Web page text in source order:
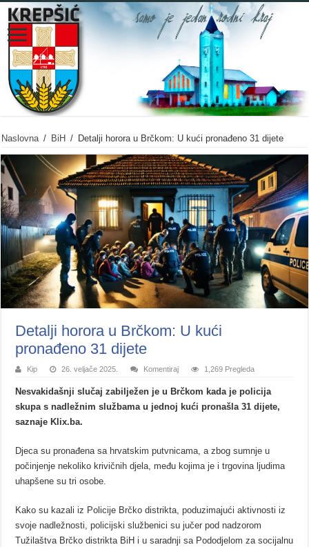
Naslovna / BiH / Detalji horora u Brčkom: U kući pronađeno 31 dijete
Detalji horora u Brčkom: U kući
pronađeno 31 dijete
Kip 26. veljače 2025. Komentiraj 1,269 Pregleda
Nesvakidašnji slučaj zabilježen je u Brčkom kada je policija
skupa s nadležnim službama u jednoj kući pronašla 31 dijete,
saznaje Klix.ba.
Djeca su pronađena sa hrvatskim putvnicama, a zbog sumnje u
počinjenje nekoliko krivičnih djela, među kojima je i trgovina ljudima
uhapšene su tri osobe.
Kako su kazali iz Policije Brčko distrikta, poduzimajući aktivnosti iz
svoje nadležnosti, policijski službenici su jučer pod nadzorom
Tužilaštva Brčko distrikta BiH i u saradnji sa Pododjelom za socijalnu